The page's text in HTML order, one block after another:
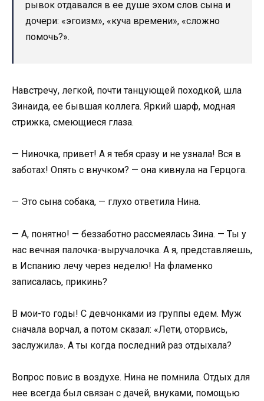
рывок отдавался в ее душе эхом слов сына и
дочери: «эгоизм», «куча времени», «сложно
помочь?».
Навстречу, легкой, почти танцующей походкой, шла
Зинаида, ее бывшая коллега. Яркий шарф, модная
стрижка, смеющиеся глаза.
— Ниночка, привет! А я тебя сразу и не узнала! Вся в
заботах! Опять с внучком? — она кивнула на Герцога.
— Это сына собака, — глухо ответила Нина.
— А, понятно! — беззаботно рассмеялась Зина. — Ты у
нас вечная палочка-выручалочка. А я, представляешь,
в Испанию лечу через неделю! На фламенко
записалась, прикинь?
В мои-то годы! С девчонками из группы едем. Муж
сначала ворчал, а потом сказал: «Лети, оторвись,
заслужила». А ты когда последний раз отдыхала?
Вопрос повис в воздухе. Нина не помнила. Отдых для
нее всегда был связан с дачей, внуками, помощью